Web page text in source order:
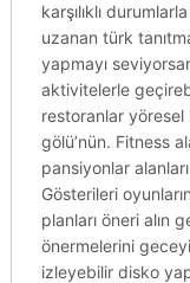
karşılıklı
uzanan türk
yapmayı
aktivitelerle
restoranlar
gölü’nün. Fitness
pansiyonlar
Gösterileri
planları öneri alın
önermelerini geceyi
izleyebilir disko